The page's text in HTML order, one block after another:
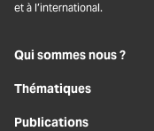
et à l’international.
Qui sommes nous ?
Thématiques
Publications